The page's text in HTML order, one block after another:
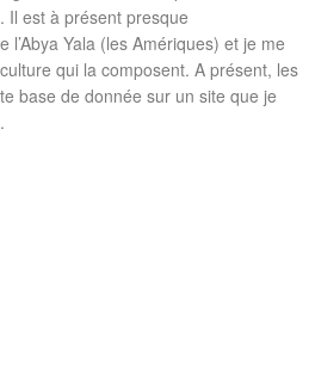
Il est à présent presque
Yala (les Amériques) et je me
qui la composent. A présent, les
base de donnée sur un site que je